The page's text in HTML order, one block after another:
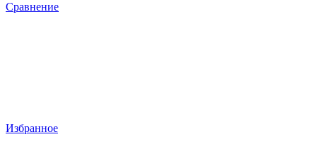
Сравнение
Избранное